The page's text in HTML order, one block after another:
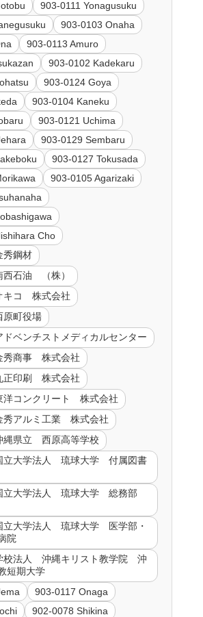
903-0111 Yonagusuku
903-0103 Onaha
903-0113 Amuro
903-0102 Kadekaru
903-0124 Goya
903-0104 Kaneku
903-0121 Uchima
903-0129 Sembaru
903-0127 Tokusada
903-0105 Agarizaki
Cho
秀鋼材
西石油 （株）
キコ 株式会社
原町役場
ベンチストメディカルセンター
秀商事 株式会社
正印刷 株式会社
洋コンクリート 株式会社
秀アルミ工業 株式会社
縄県立 西原高等学校
立大学法人 琉球大学 付属図書
立大学法人 琉球大学 総務部
立大学法人 琉球大学 医学部・
院
校法人 沖縄キリスト教学院 沖
短期大学
903-0117 Onaga
902-0078 Shikina